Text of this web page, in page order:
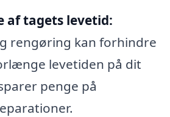
af tagets levetid:
rengøring kan forhindre
levetiden på dit
penge på